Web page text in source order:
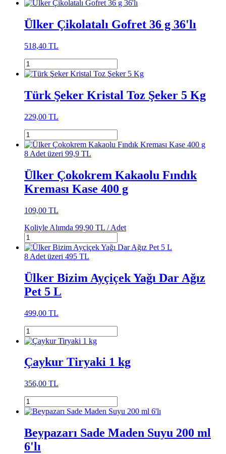
Ülker Çikolatalı Gofret 36 g 36'lı
518,40 TL
Türk Şeker Kristal Toz Şeker 5 Kg
229,00 TL
8 Adet üzeri 99,9 TL
Ülker Çokokrem Kakaolu Fındık
Kreması Kase 400 g
109,00 TL
Koliyle Alımda 99,90 TL /Adet
8 Adet üzeri 495 TL
Ülker Bizim Ayçiçek Yağı Dar Ağız
Pet 5 L
499,00 TL
Çaykur Tiryaki 1 kg
356,00 TL
Beypazarı Sade Maden Suyu 200 ml
6'lı